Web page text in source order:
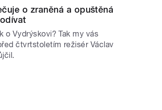
o zraněná a opuštěná
o Vydrýskovi? Tak my vás
čtvrtstoletím režisér Václav